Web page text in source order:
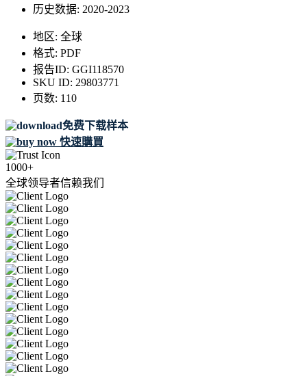
历史数据: 2020-2023
地区: 全球
格式: PDF
报告ID: GGI118570
SKU ID: 29803771
页数: 110
免费下载样本
快速購買
1000+
全球领导者信赖我们